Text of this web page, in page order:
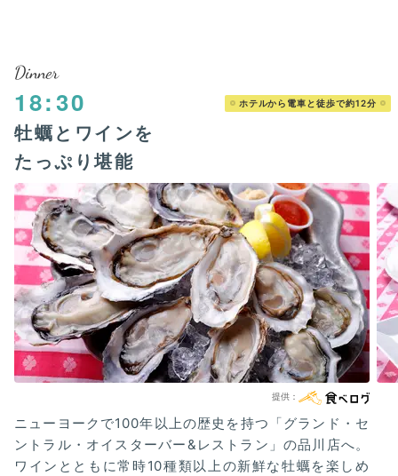
Dinner
18:30 ホテルから電車と徒歩で約12分
牡蠣とワインを
たっぷり堪能
ニューヨークで100年以上の歴史を持つ「グランド・セ
ントラル・オイスターバー&レストラン」の品川店へ。
ワインとともに常時10種類以上の新鮮な牡蠣を楽しめ